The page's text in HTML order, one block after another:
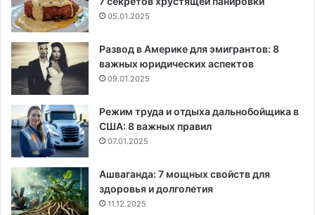
05.01.2025
Развод в Америке для эмигрантов: 8
важных юридических аспектов
09.01.2025
Режим труда и отдыха дальнобойщика в
США: 8 важных правил
07.01.2025
Ашваганда: 7 мощных свойств для
здоровья и долголетия
11.12.2025